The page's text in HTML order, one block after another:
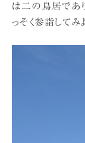
は二の鳥居であ
っそく参詣してみよ